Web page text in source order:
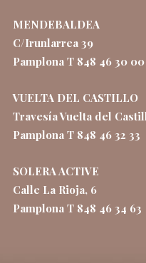
MENDEBALDEA
C/Irunlarrea 39
Pamplona T 848 46 30 00
VUELTA DEL CASTILLO
Travesía Vuelta del
Pamplona T 848 46 32 33
SOLERA ACTIVE
Calle La Rioja, 6
Pamplona T 848 46 34 63